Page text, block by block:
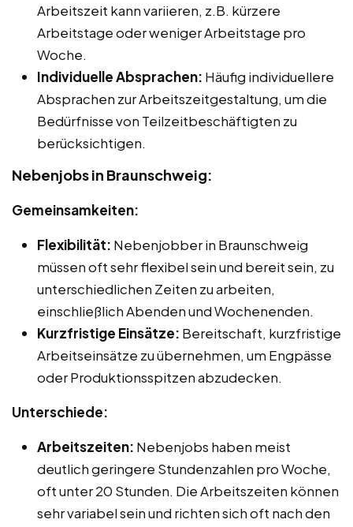
Arbeitszeit kann variieren, z.B. kürzere
Arbeitstage oder weniger Arbeitstage pro
Woche.
Individuelle Absprachen: Häufig individuellere
Absprachen zur Arbeitszeitgestaltung, um die
Bedürfnisse von Teilzeitbeschäftigten zu
berücksichtigen.
Nebenjobs in Braunschweig:
Gemeinsamkeiten:
Flexibilität: Nebenjobber in Braunschweig
müssen oft sehr flexibel sein und bereit sein, zu
unterschiedlichen Zeiten zu arbeiten,
einschließlich Abenden und Wochenenden.
Kurzfristige Einsätze: Bereitschaft, kurzfristige
Arbeitseinsätze zu übernehmen, um Engpässe
oder Produktionsspitzen abzudecken.
Unterschiede:
Arbeitszeiten: Nebenjobs haben meist
deutlich geringere Stundenzahlen pro Woche,
oft unter 20 Stunden. Die Arbeitszeiten können
sehr variabel sein und richten sich oft nach den